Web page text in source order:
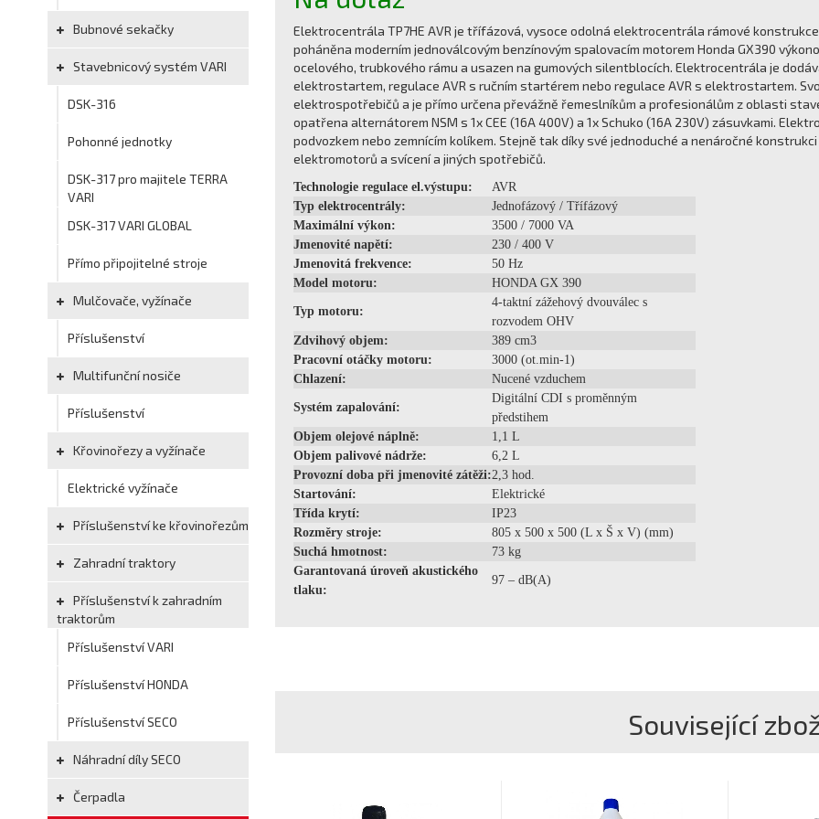
Bubnové sekačky
Stavebnicový systém VARI
DSK-316
Pohonné jednotky
DSK-317 pro majitele TERRA
VARI
DSK-317 VARI GLOBAL
Přímo připojitelné stroje
Mulčovače, vyžínače
Příslušenství
Multifunční nosiče
Příslušenství
Křovinořezy a vyžínače
Elektrické vyžínače
Příslušenství ke křovinořezům
Zahradní traktory
Příslušenství k zahradním
traktorům
Příslušenství VARI
Příslušenství HONDA
Příslušenství SECO
Náhradní díly SECO
Čerpadla
Elektrocentrála TP7HE AVR je třífázová, vysoce odolná elektrocentrála rámové
poháněna moderním jednoválcovým benzínovým spalovacím motorem Honda GX390
ocelového, trubkového rámu a usazen na gumových silentblocích. Elektrocentrála je
elektrostartem, regulace AVR s ručním startérem nebo regulace AVR s elektrostartem.
elektrospotřebičů a je přímo určena převážně řemeslníkům a profesionálům z oblasti
opatřena alternátorem NSM s 1x CEE (16A 400V) a 1x Schuko (16A 230V) zásuvkami.
podvozkem nebo zemnícím kolíkem. Stejně tak díky své jednoduché a nenáročné
elektromotorů a svícení a jiných spotřebičů.
Technologie regulace el.výstupu:
AVR
Typ elektrocentrály:
Jednofázový / Třífázový
Maximální výkon:
3500 / 7000 VA
Jmenovité napětí:
230 / 400 V
Jmenovitá frekvence:
50 Hz
Model motoru:
HONDA GX 390
Typ motoru:
4-taktní zážehový dvouválec s
rozvodem OHV
Zdvihový objem:
389 cm3
Pracovní otáčky motoru:
3000 (ot.min-1)
Chlazení:
Nucené vzduchem
Systém zapalování:
Digitální CDI s proměnným
předstihem
Objem olejové náplně:
1,1 L
Objem palivové nádrže:
6,2 L
Provozní doba při jmenovité zátěži:2,3 hod.
Startování:
Elektrické
Třída krytí:
IP23
Rozměry stroje:
805 x 500 x 500 (L x Š x V) (mm)
Suchá hmotnost:
73 kg
Garantovaná úroveň akustického
tlaku:
97 – dB(A)
Související